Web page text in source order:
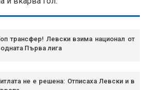
трансфер! Левски взима национал от
Първа лига
не е решена: Отписаха Левски и в